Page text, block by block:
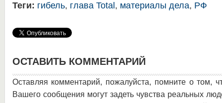
Теги: гибель, глава Total , материалы дела, РФ
ОСТАВИТЬ КОММЕНТАРИЙ
Оставляя комментарий, пожалуйста, помните о том,
Вашего сообщения могут задеть чувства реальных